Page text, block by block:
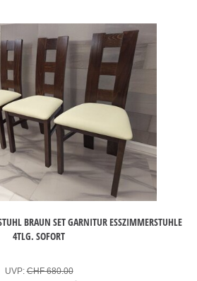
BRAUN SET GARNITUR ESSZIMMERSTUHLE
4TLG. SOFORT
UVP:CHF 680.00